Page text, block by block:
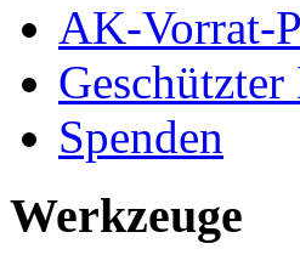
AK-Vorrat-
Geschützter
Spenden
Werkzeuge